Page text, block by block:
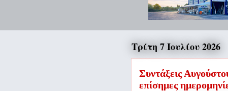
Τρίτη 7 Ιουλίου 2026
Συντάξεις
επίσημες